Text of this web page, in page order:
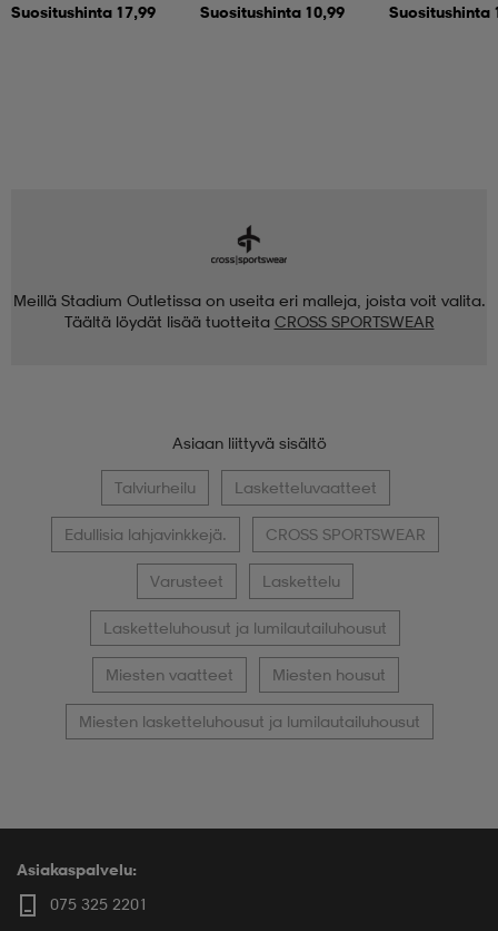
Suositushinta 17,99 Suositushinta 10,99 Suositushinta
Meillä Stadium Outletissa on useita eri malleja, joista voit valita.
Täältä löydät lisää tuotteita CROSS SPORTSWEAR
Asiaan liittyvä sisältö
Talviurheilu Lasketteluvaatteet
Edullisia lahjavinkkejä. CROSS SPORTSWEAR
Varusteet Laskettelu
Lasketteluhousut ja lumilautailuhousut
Miesten vaatteet Miesten housut
Miesten lasketteluhousut ja lumilautailuhousut
Asiakaspalvelu:
075 325 2201